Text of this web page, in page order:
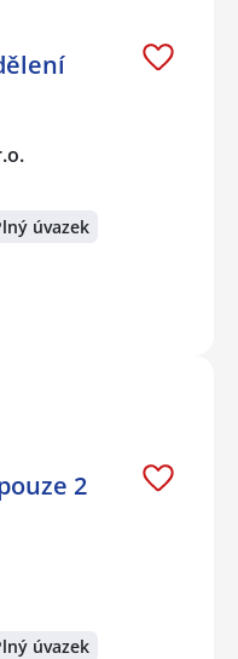
úvazek
2
úvazek